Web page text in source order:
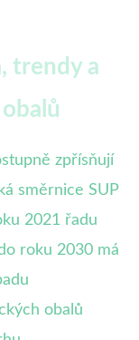
trendy a
zpřísňují
směrnice SUP
2021 řadu
roku 2030 má
obalů